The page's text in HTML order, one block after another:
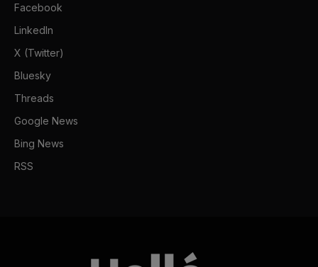
Facebook
LinkedIn
X (Twitter)
Bluesky
Threads
Google News
Bing News
RSS